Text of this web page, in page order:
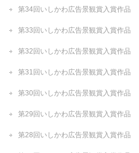
第34回いしかわ広告景観賞入賞作品
第33回いしかわ広告景観賞入賞作品
第32回いしかわ広告景観賞入賞作品
第31回いしかわ広告景観賞入賞作品
第30回いしかわ広告景観賞入賞作品
第29回いしかわ広告景観賞入賞作品
第28回いしかわ広告景観賞入賞作品